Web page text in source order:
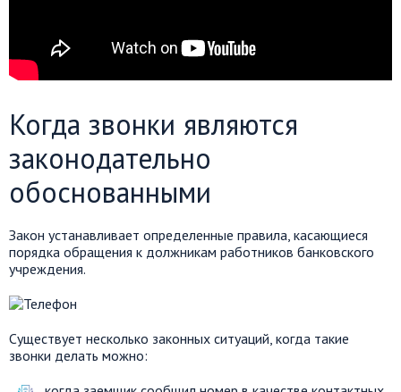
Когда звонки являются
законодательно
обоснованными
Закон устанавливает определенные правила, касающиеся
порядка обращения к должникам работников банковского
учреждения.
Существует несколько законных ситуаций, когда такие
звонки делать можно: